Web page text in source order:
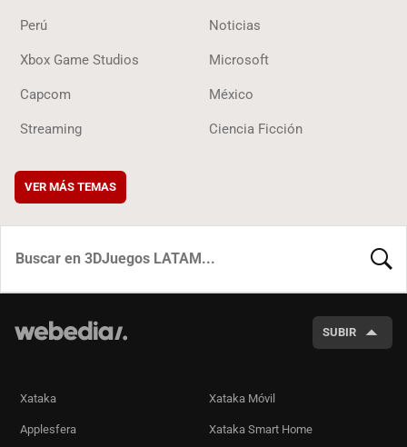
Perú Noticias
Xbox Game Studios Microsoft
Capcom México
Streaming Ciencia Ficción
VER MÁS TEMAS
SUBIR
Xataka Xataka Móvil
Applesfera Xataka Smart Home